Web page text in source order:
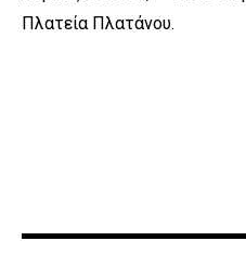
Πλατεία Πλατάνου.